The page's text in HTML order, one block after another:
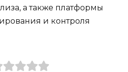
а также платформы
и контроля